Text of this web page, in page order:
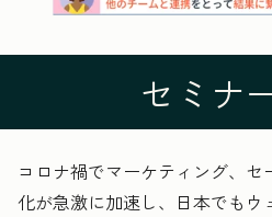
セミナ
コロナ禍でマーケティング、
化が急激に加速し、日本でもウ